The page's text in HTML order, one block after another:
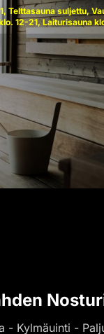
Telttasauna suljettu,
12-21, Laiturisauna
- Kylmäuinti -